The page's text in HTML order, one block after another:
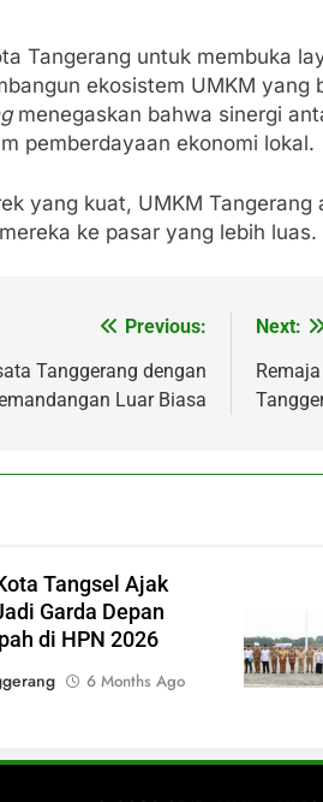
Tangerang untuk membuka
ekosistem UMKM yang
menegaskan bahwa sinergi
pemberdayaan ekonomi lokal.
yang kuat, UMKM
ke pasar yang lebih luas.
Previous:
Tanggerang dengan
Luar Biasa
Next:
Tangsel Ajak
Garda Depan
di HPN 2026
6 Months Ago